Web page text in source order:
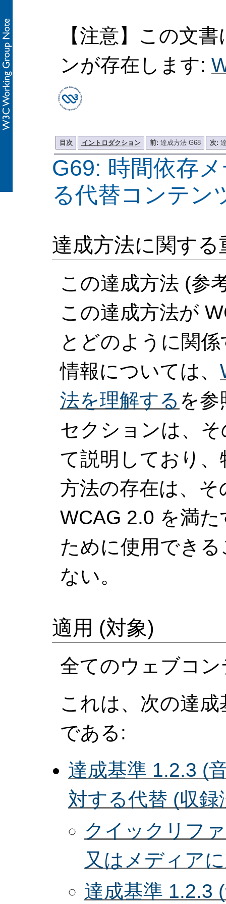
【注意】この文
ンが存在します:
目次 イントロダクション 前: 達成方法 G68 次:
G69: 時間依存
る代替コンテン
達成方法に関する
この達成方法 (参
この達成方法が
とどのように関
情報については、
法を理解する を参
セクションは、
て説明しており
方法の存在は、
WCAG 2.0 を満
ために使用でき
ない。
適用 (対象)
全てのウェブコ
これは、次の達
である:
達成基準 1.2.3 (
対する代替 (収録
クイックリフ
又はメディア
達成基準 1.2.3